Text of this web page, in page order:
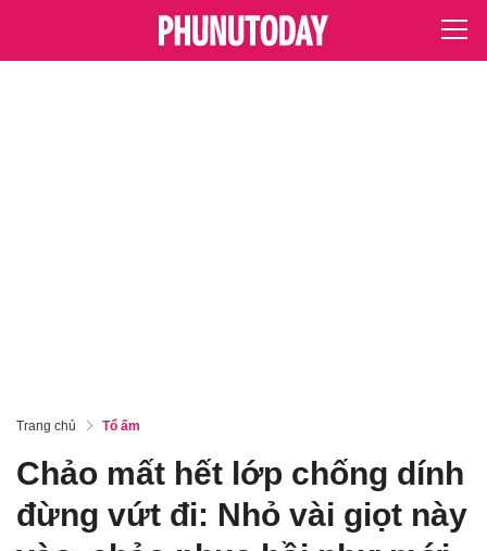
Trang chủ Tổ ấm
Chảo mất hết lớp chống dính
đừng vứt đi: Nhỏ vài giọt này